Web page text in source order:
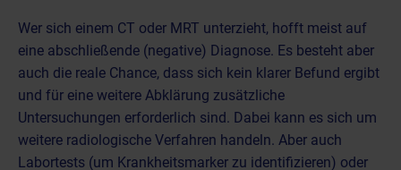
Wer sich einem CT oder MRT unterzieht, hofft meist auf
eine abschließende (negative) Diagnose. Es besteht aber
auch die reale Chance, dass sich kein klarer Befund ergibt
und für eine weitere Abklärung zusätzliche
Untersuchungen erforderlich sind. Dabei kann es sich um
weitere radiologische Verfahren handeln. Aber auch
Labortests (um Krankheitsmarker zu identifizieren) oder